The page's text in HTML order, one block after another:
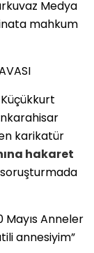
Medya
mahkum
karikatür
hakaret
soruşturmada
Mayıs Anneler
annesiyim”